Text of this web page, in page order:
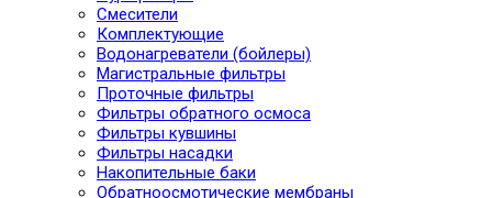
Смесители
Комплектующие
Водонагреватели (бойлеры)
Магистральные фильтры
Проточные фильтры
Фильтры обратного осмоса
Фильтры кувшины
Фильтры насадки
Накопительные баки
Обратноосмотические мембраны